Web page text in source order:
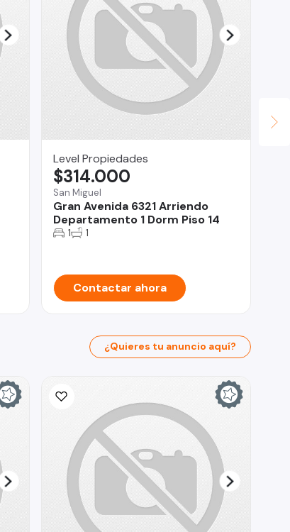
Level Propiedades
San Miguel
Gran Avenida 6321 Arriendo
Departamento 1 Dorm Piso 14
$314.000
1 1
Contactar ahora
¿Quieres tu anuncio aquí?